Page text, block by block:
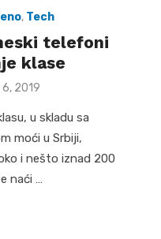
, Tech
telefoni
klase
6, 2019
u skladu sa
moći u Srbiji,
i nešto iznad 200
naći …